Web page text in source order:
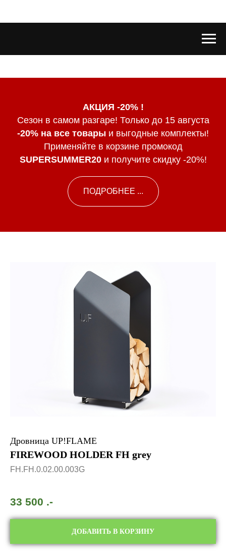
АКЦИЯ -20% !
Сезон в самом разгаре! Только до 15 августа
-20% на все товары и выгодные комплекты!
Применяйте в корзине промокод
SUPERSUMMER20и получите скидку -20%!
ПОДРОБНЕЕ ...
Дровница UP!FLAME
FIREWOOD HOLDER FH grey
FH.FH.0.02.00.003G
33 500 .-
ДОБАВИТЬ В КОРЗИНУ